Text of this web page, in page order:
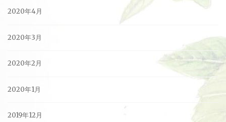
2020年4月
2020年3月
2020年2月
2020年1月
2019年12月